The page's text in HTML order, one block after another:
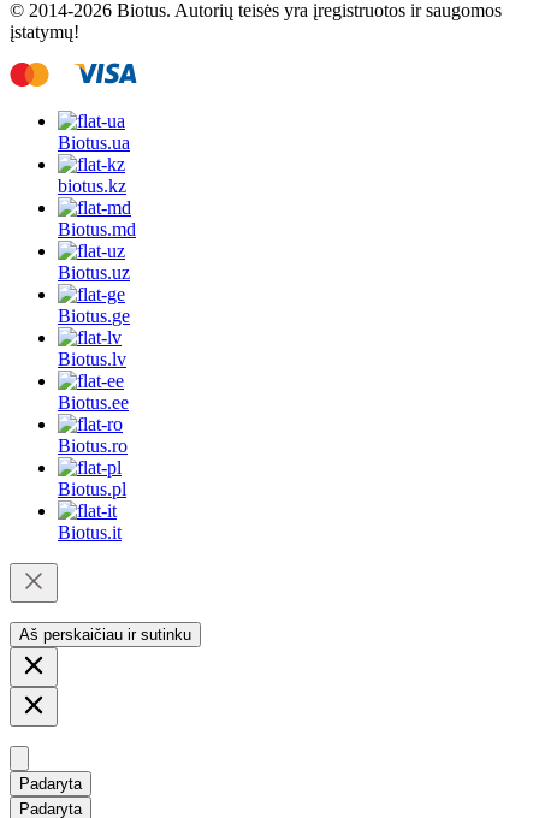
© 2014-2026 Biotus. Autorių teisės yra įregistruotos ir saugomos
įstatymų!
Biotus.ua
biotus.kz
Biotus.md
Biotus.uz
Biotus.ge
Biotus.lv
Biotus.ee
Biotus.ro
Biotus.pl
Biotus.it
Aš perskaičiau ir sutinku
Padaryta
Padaryta